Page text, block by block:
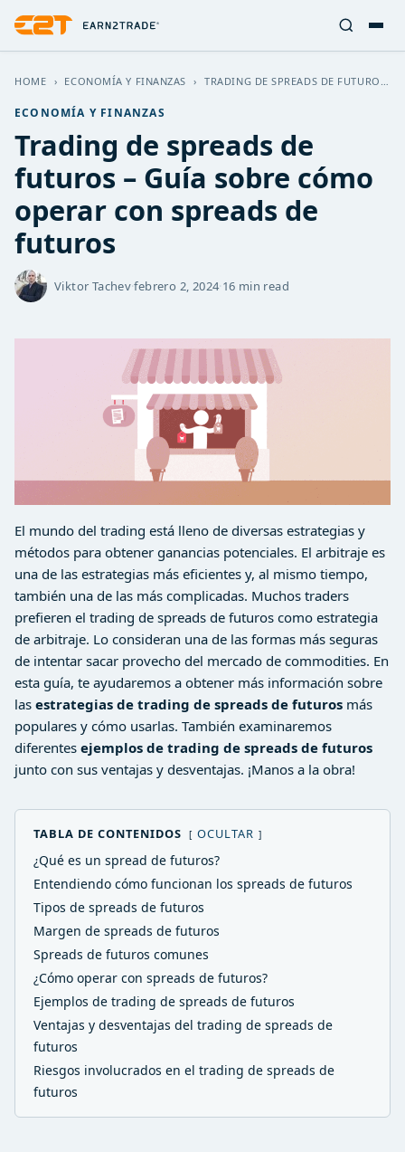
HOME › ECONOMÍA Y FINANZAS › TRADING DE SPREADS DE FUTUROS – GUÍA SOBRE CÓMO OPERAR CON SPREADS DE FUTUROS
ECONOMÍA Y FINANZAS
Trading de spreads de
futuros – Guía sobre cómo
operar con spreads de
futuros
Viktor Tachev·febrero 2, 2024·16 min read
El mundo del trading está lleno de diversas estrategias y
métodos para obtener ganancias potenciales. El arbitraje es
una de las estrategias más eficientes y, al mismo tiempo,
también una de las más complicadas. Muchos traders
prefieren el trading de spreads de futuros como estrategia
de arbitraje. Lo consideran una de las formas más seguras
de intentar sacar provecho del mercado de commodities. En
esta guía, te ayudaremos a obtener más información sobre
las estrategias de trading de spreads de futuros más
populares y cómo usarlas. También examinaremos
diferentes ejemplos de trading de spreads de futuros
junto con sus ventajas y desventajas. ¡Manos a la obra!
TABLA DE CONTENIDOS OCULTAR
¿Qué es un spread de futuros?
Entendiendo cómo funcionan los spreads de futuros
Tipos de spreads de futuros
Margen de spreads de futuros
Spreads de futuros comunes
¿Cómo operar con spreads de futuros?
Ejemplos de trading de spreads de futuros
Ventajas y desventajas del trading de spreads de
futuros
Riesgos involucrados en el trading de spreads de
futuros